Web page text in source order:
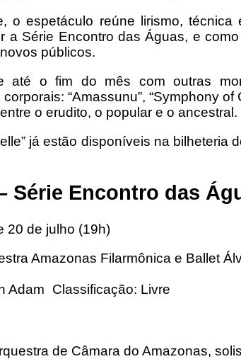
o espetáculo reúne lirismo,
a Série Encontro das Águas, e
públicos.
até o fim do mês com outras
“Amassunu”, “Symphony of
o erudito, o popular e o ancestral.
já estão disponíveis na bilheteria
Série Encontro das
20 de julho (19h)
Amazonas Filarmônica e Ballet
Adam Classificação: Livre
de Câmara do Amazonas,